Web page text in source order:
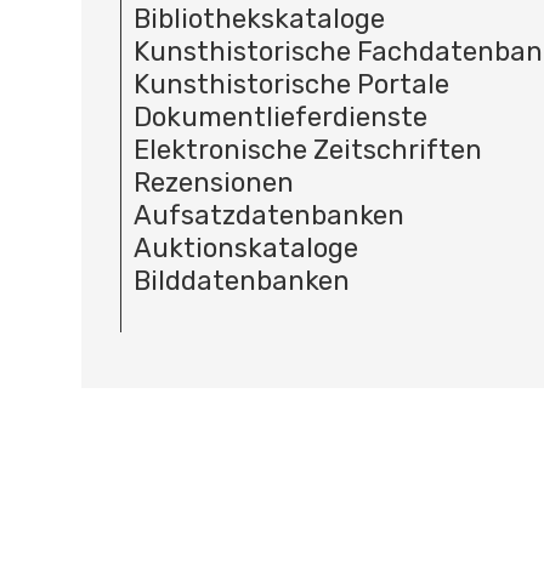
Bibliothekskataloge
Kunsthistorische
Kunsthistorische Portale
Dokumentlieferdienste
Elektronische Zeitschriften
Rezensionen
Aufsatzdatenbanken
Auktionskataloge
Bilddatenbanken